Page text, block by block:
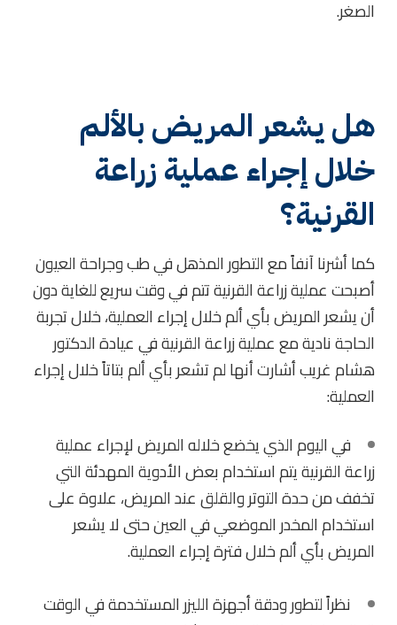
الصغر.
هل يشعر المريض بالألم
خلال إجراء عملية زراعة
القرنية؟
كما أشرنا آنفاً مع التطور المذهل في طب وجراحة العيون
أصبحت عملية زراعة القرنية تتم في وقت سريع للغاية دون
أن يشعر المريض بأي ألم خلال إجراء العملية، خلال تجربة
الحاجة نادية مع عملية زراعة القرنية في عيادة الدكتور
هشام غريب أشارت أنها لم تشعر بأي ألم بتاتاً خلال إجراء
العملية:
في اليوم الذي يخضع خلاله المريض لإجراء عملية
زراعة القرنية يتم استخدام بعض الأدوية المهدئة التي
تخفف من حدة التوتر والقلق عند المريض، علاوة على
استخدام المخدر الموضعي في العين حتى لا يشعر
المريض بأي ألم خلال فترة إجراء العملية.
نظراً لتطور ودقة أجهزة الليزر المستخدمة في الوقت